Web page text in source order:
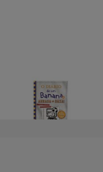
Banana 16 Arrasa Ou